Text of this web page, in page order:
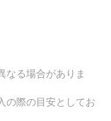
なる場合がありま
の際の目安としてお